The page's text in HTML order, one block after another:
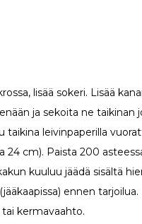
lisää sokeri. Lisää
ja sekoita ne taikinan
taikina leivinpaperilla
24 cm). Paista 200
kuuluu jäädä sisältä
ennen
tai kermavaahto.